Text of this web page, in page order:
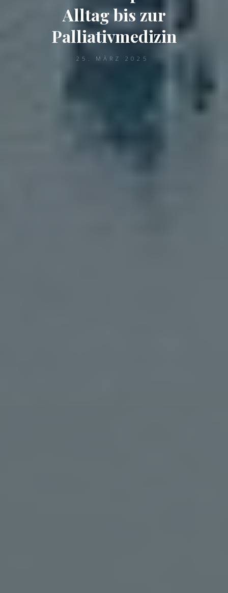
Alltag bis zur
Palliativmedizin
25. MÄRZ 2025